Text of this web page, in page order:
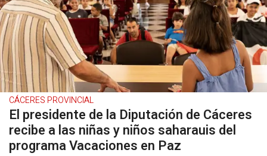
CÁCERES PROVINCIAL
El presidente de la Diputación de Cáceres
recibe a las niñas y niños saharauis del
programa Vacaciones en Paz